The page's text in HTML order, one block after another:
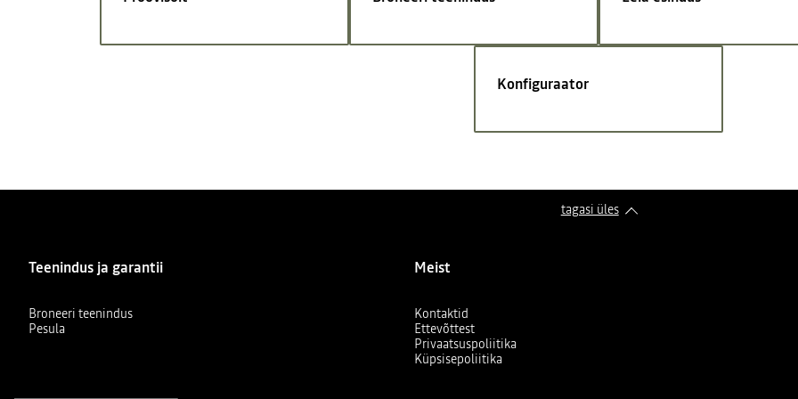
Konfiguraator
tagasi üles
Teenindus ja garantii
Broneeri teenindus
Pesula
Meist
Kontaktid
Ettevõttest
Privaatsuspoliitika
Küpsisepoliitika